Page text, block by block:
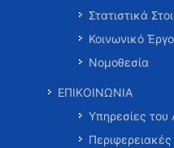
Στατιστικά
Κοινωνικό
Νομοθεσία
ΕΠΙΚΟΙΝΩΝΙΑ
Υπηρεσίες του